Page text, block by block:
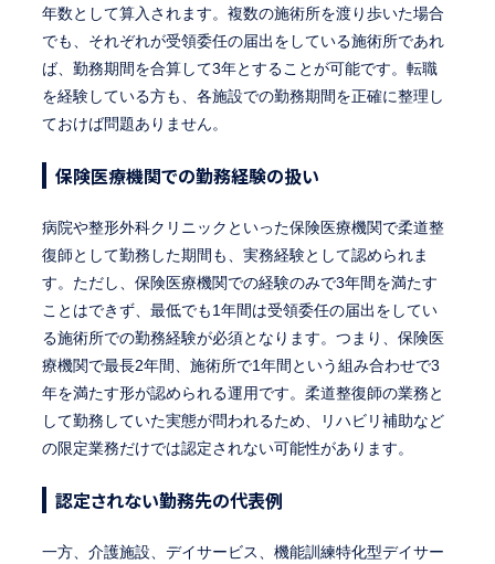
年数として算入されます。複数の施術所を渡り歩いた場合
でも、それぞれが受領委任の届出をしている施術所であれ
ば、勤務期間を合算して3年とすることが可能です。転職
を経験している方も、各施設での勤務期間を正確に整理し
ておけば問題ありません。
保険医療機関での勤務経験の扱い
病院や整形外科クリニックといった保険医療機関で柔道整
復師として勤務した期間も、実務経験として認められま
す。ただし、保険医療機関での経験のみで3年間を満たす
ことはできず、最低でも1年間は受領委任の届出をしてい
る施術所での勤務経験が必須となります。つまり、保険医
療機関で最長2年間、施術所で1年間という組み合わせで3
年を満たす形が認められる運用です。柔道整復師の業務と
して勤務していた実態が問われるため、リハビリ補助など
の限定業務だけでは認定されない可能性があります。
認定されない勤務先の代表例
一方、介護施設、デイサービス、機能訓練特化型デイサー